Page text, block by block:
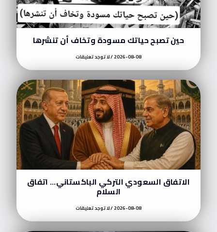
حين تصبح حياتك مسودة وتخاف أن تنشرها
2026-08-08 لا توجد تعليقات
الاتفاق السعودي التركي الباكستاني… اتفاق
السلام
2026-08-08 لا توجد تعليقات